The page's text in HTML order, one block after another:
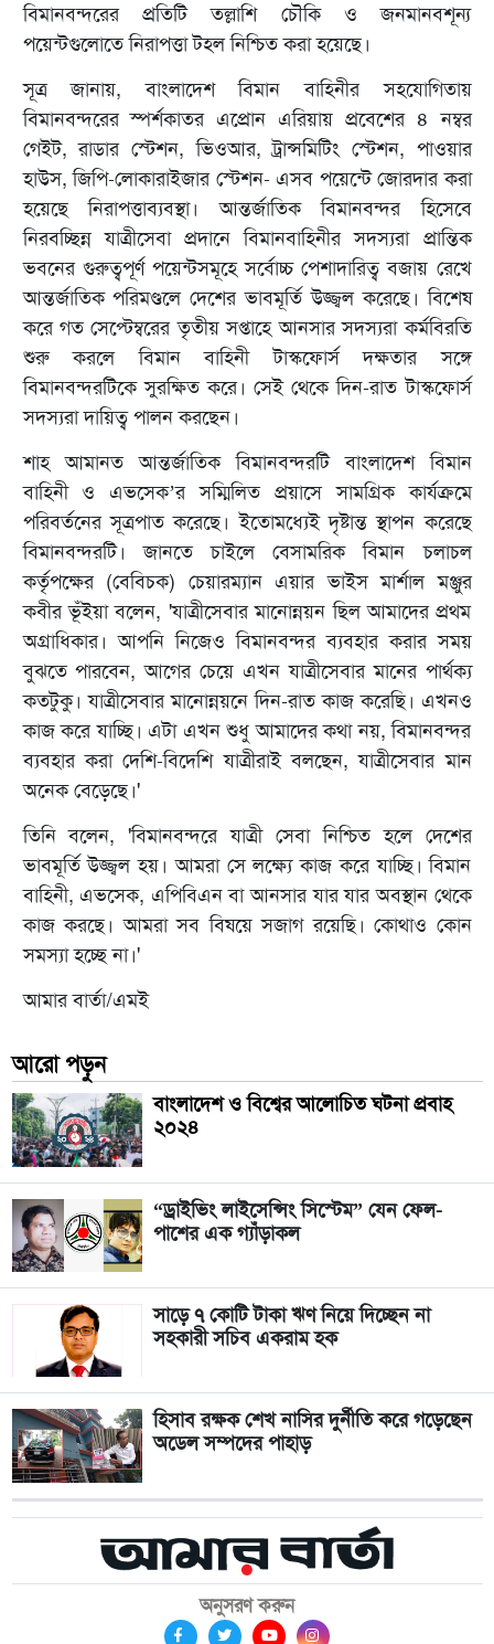
বিমানবন্দরের প্রতিটি তল্লাশি চৌকি ও জনমানবশূন্য
পয়েন্টগুলোতে নিরাপত্তা টহল নিশ্চিত করা হয়েছে।
সূত্র জানায়, বাংলাদেশ বিমান বাহিনীর সহযোগিতায়
বিমানবন্দরের স্পর্শকাতর এপ্রোন এরিয়ায় প্রবেশের ৪ নম্বর
গেইট, রাডার স্টেশন, ভিওআর, ট্রান্সমিটিং স্টেশন, পাওয়ার
হাউস, জিপি-লোকারাইজার স্টেশন- এসব পয়েন্টে জোরদার করা
হয়েছে নিরাপত্তাব্যবস্থা। আন্তর্জাতিক বিমানবন্দর হিসেবে
নিরবচ্ছিন্ন যাত্রীসেবা প্রদানে বিমানবাহিনীর সদস্যরা প্রান্তিক
ভবনের গুরুত্বপূর্ণ পয়েন্টসমূহে সর্বোচ্চ পেশাদারিত্ব বজায় রেখে
আন্তর্জাতিক পরিমণ্ডলে দেশের ভাবমূর্তি উজ্জ্বল করেছে। বিশেষ
করে গত সেপ্টেম্বরের তৃতীয় সপ্তাহে আনসার সদস্যরা কর্মবিরতি
শুরু করলে বিমান বাহিনী টাস্কফোর্স দক্ষতার সঙ্গে
বিমানবন্দরটিকে সুরক্ষিত করে। সেই থেকে দিন-রাত টাস্কফোর্স
সদস্যরা দায়িত্ব পালন করছেন।
শাহ আমানত আন্তর্জাতিক বিমানবন্দরটি বাংলাদেশ বিমান
বাহিনী ও এভসেক’র সম্মিলিত প্রয়াসে সামগ্রিক কার্যক্রমে
পরিবর্তনের সূত্রপাত করেছে। ইতোমধ্যেই দৃষ্টান্ত স্থাপন করেছে
বিমানবন্দরটি। জানতে চাইলে বেসামরিক বিমান চলাচল
কর্তৃপক্ষের (বেবিচক) চেয়ারম্যান এয়ার ভাইস মার্শাল মঞ্জুর
কবীর ভূঁইয়া বলেন, 'যাত্রীসেবার মানোন্নয়ন ছিল আমাদের প্রথম
অগ্রাধিকার। আপনি নিজেও বিমানবন্দর ব্যবহার করার সময়
বুঝতে পারবেন, আগের চেয়ে এখন যাত্রীসেবার মানের পার্থক্য
কতটুকু। যাত্রীসেবার মানোন্নয়নে দিন-রাত কাজ করেছি। এখনও
কাজ করে যাচ্ছি। এটা এখন শুধু আমাদের কথা নয়, বিমানবন্দর
ব্যবহার করা দেশি-বিদেশি যাত্রীরাই বলছেন, যাত্রীসেবার মান
অনেক বেড়েছে।'
তিনি বলেন, 'বিমানবন্দরে যাত্রী সেবা নিশ্চিত হলে দেশের
ভাবমূর্তি উজ্জ্বল হয়। আমরা সে লক্ষ্যে কাজ করে যাচ্ছি। বিমান
বাহিনী, এভসেক, এপিবিএন বা আনসার যার যার অবস্থান থেকে
কাজ করছে। আমরা সব বিষয়ে সজাগ রয়েছি। কোথাও কোন
সমস্যা হচ্ছে না।'
আমার বার্তা/এমই
আরো পড়ুন
বাংলাদেশ ও বিশ্বের আলোচিত ঘটনা প্রবাহ
২০২৪
“ড্রাইভিং লাইসেন্সিং সিস্টেম” যেন ফেল-
পাশের এক গ্যাঁড়াকল
সাড়ে ৭ কোটি টাকা ঋণ নিয়ে দিচ্ছেন না
সহকারী সচিব একরাম হক
হিসাব রক্ষক শেখ নাসির দুর্নীতি করে গড়েছেন
অডেল সম্পদের পাহাড়
অনুসরণ করুন